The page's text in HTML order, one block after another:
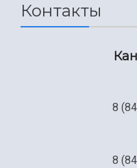
Контакты
8
8